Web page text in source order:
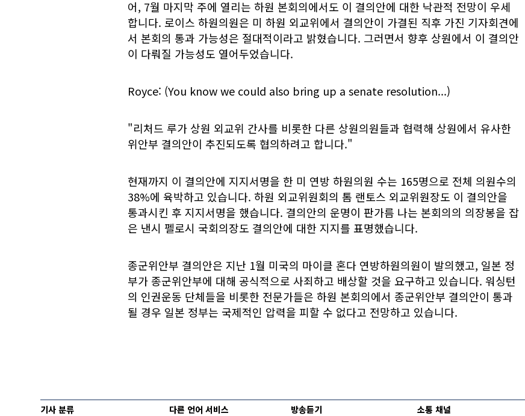
어, 7월 마지막 주에 열리는 하원 본회의에서도 이 결의안에 대한 낙관적 전망이 우세
합니다. 로이스 하원의원은 미 하원 외교위에서 결의안이 가결된 직후 가진 기자회견에
서 본회의 통과 가능성은 절대적이라고 밝혔습니다. 그러면서 향후 상원에서 이 결의안
이 다뤄질 가능성도 열어두었습니다.
Royce: (You know we could also bring up a senate resolution...)
"리처드 루가 상원 외교위 간사를 비롯한 다른 상원의원들과 협력해 상원에서 유사한
위안부 결의안이 추진되도록 협의하려고 합니다."
현재까지 이 결의안에 지지서명을 한 미 연방 하원의원 수는 165명으로 전체 의원수의
38%에 육박하고 있습니다. 하원 외교위원회의 톰 랜토스 외교위원장도 이 결의안을
통과시킨 후 지지서명을 했습니다. 결의안의 운명이 판가름 나는 본회의의 의장봉을 잡
은 낸시 펠로시 국회의장도 결의안에 대한 지지를 표명했습니다.
종군위안부 결의안은 지난 1월 미국의 마이클 혼다 연방하원의원이 발의했고, 일본 정
부가 종군위안부에 대해 공식적으로 사죄하고 배상할 것을 요구하고 있습니다. 워싱턴
의 인권운동 단체들을 비롯한 전문가들은 하원 본회의에서 종군위안부 결의안이 통과
될 경우 일본 정부는 국제적인 압력을 피할 수 없다고 전망하고 있습니다.
기사 분류 다른 언어 서비스 방송듣기 소통 채널